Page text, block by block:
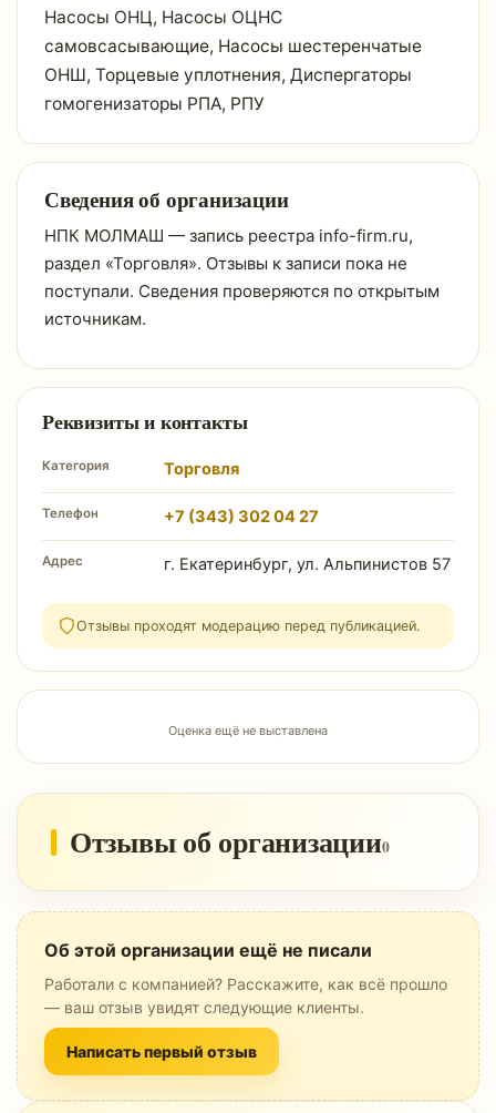
Насосы ОНЦ, Насосы ОЦНС
самовсасывающие, Насосы шестеренчатые
ОНШ, Торцевые уплотнения, Диспергаторы
гомогенизаторы РПА, РПУ
Сведения об организации
НПК МОЛМАШ — запись реестра info-firm.ru,
раздел «Торговля». Отзывы к записи пока не
поступали. Сведения проверяются по открытым
источникам.
Реквизиты и контакты
Категория Торговля
Телефон +7 (343) 302 04 27
Адрес г. Екатеринбург, ул. Альпинистов 57
Отзывы проходят модерацию перед публикацией.
Оценка ещё не выставлена
Отзывы об организации0
Об этой организации ещё не писали
Работали с компанией? Расскажите, как всё прошло
— ваш отзыв увидят следующие клиенты.
Написать первый отзыв